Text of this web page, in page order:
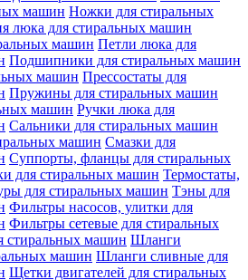
машин Ножки для стиральных
люка для стиральных машин
машин Петли люка для
Подшипники для стиральных машин
машин Прессостаты для
Пружины для стиральных машин
машин Ручки люка для
Сальники для стиральных машин
машин Смазки для
Суппорты, фланцы для стиральных
для стиральных машин Термостаты,
для стиральных машин Тэны для
Фильтры насосов, улитки для
Фильтры сетевые для стиральных
машин Шланги
машин Шланги сливные для
Щетки двигателей для стиральных